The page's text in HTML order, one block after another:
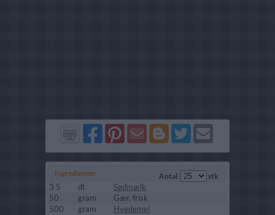
Del
på
Del
på
Send
via
Del
på
Del
på
Send
Ingredienser Antal: stk.
3.5 dl.
Sødmælk
50
gram
Gær, frisk
500
gram
Hvedemel